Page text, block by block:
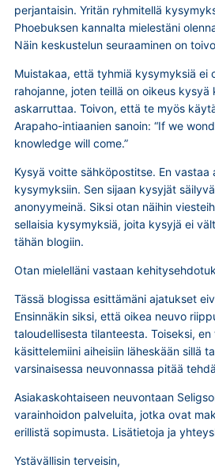
perjantaisin. Yritän ryhmitellä
Phoebuksen kannalta mielestäni
Näin keskustelun seuraaminen on
Muistakaa, että tyhmiä kysymyksiä ei
rahojanne, joten teillä on oikeus
askarruttaa. Toivon, että te myös
Arapaho-intiaanien sanoin: “If we
knowledge will come.”
Kysyä voitte sähköpostitse. En vastaa
kysymyksiin. Sen sijaan kysyjät
anonyymeinä. Siksi otan näihin
sellaisia kysymyksiä, joita kysyjä ei
tähän blogiin.
Otan mielelläni vastaan
Tässä blogissa esittämäni ajatukset
Ensinnäkin siksi, että oikea neuvo
taloudellisesta tilanteesta. Toiseksi,
käsittelemiini aiheisiin läheskään sillä
varsinaisessa neuvonnassa pitää
Asiakaskohtaiseen neuvontaan
varainhoidon palveluita, jotka ovat
erillistä sopimusta. Lisätietoja ja
Ystävällisin terveisin,